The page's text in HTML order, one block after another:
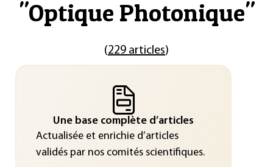
"Optique Photonique"
(229 articles)
Une base complète d’articles
Actualisée et enrichie d’articles
validés par nos comités scientifiques.